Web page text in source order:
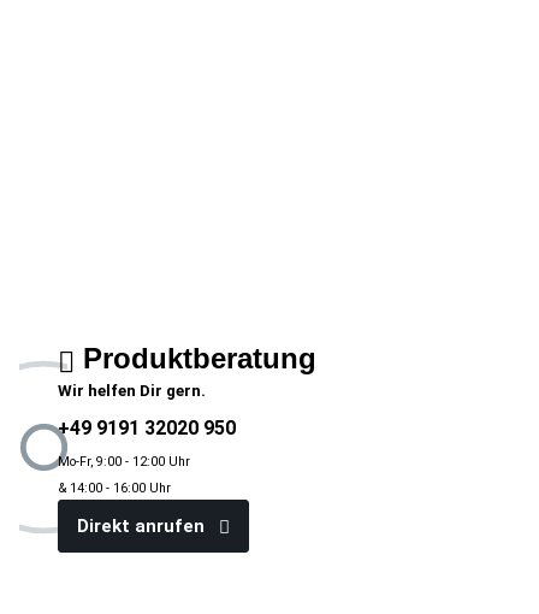
Produktberatung
Wir helfen Dir gern.
+49 9191 32020 950
Mo-Fr, 9:00 - 12:00 Uhr
& 14:00 - 16:00 Uhr
Direkt anrufen